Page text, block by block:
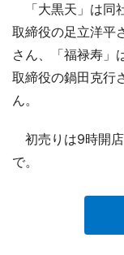
「大黒天」は同
取締役の足立洋平
さん、「福禄寿」
取締役の鍋田克行
ん。
初売りは9時開店
で。